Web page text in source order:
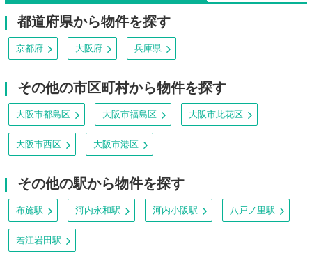
都道府県から物件を探す
京都府 大阪府 兵庫県
その他の市区町村から物件を探す
大阪市都島区 大阪市福島区 大阪市此花区
大阪市西区 大阪市港区
その他の駅から物件を探す
布施駅 河内永和駅 河内小阪駅 八戸ノ里駅
若江岩田駅